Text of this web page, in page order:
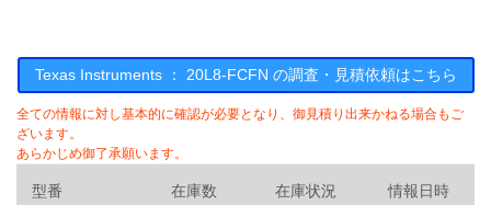
Texas Instruments ： 20L8-FCFN の調査・見積依頼はこちら
全ての情報に対し基本的に確認が必要となり、御見積り出来かねる場合もご
ざいます。
あらかじめ御了承願います。
型番 在庫数 在庫状況 情報日時